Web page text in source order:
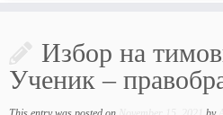
content
Избор на
Ученик –